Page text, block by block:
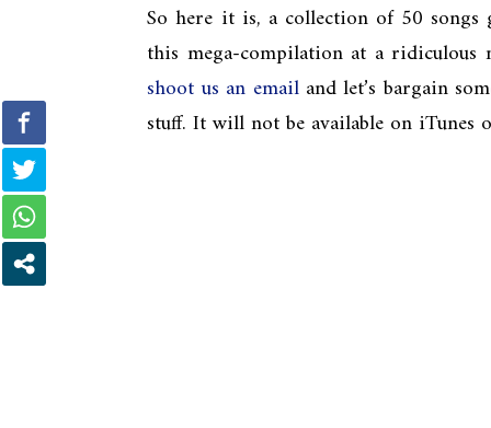
So here it is, a collection of 50
this mega-compilation at a
shoot us an email and let’s bargain
stuff. It will not be available on iTunes